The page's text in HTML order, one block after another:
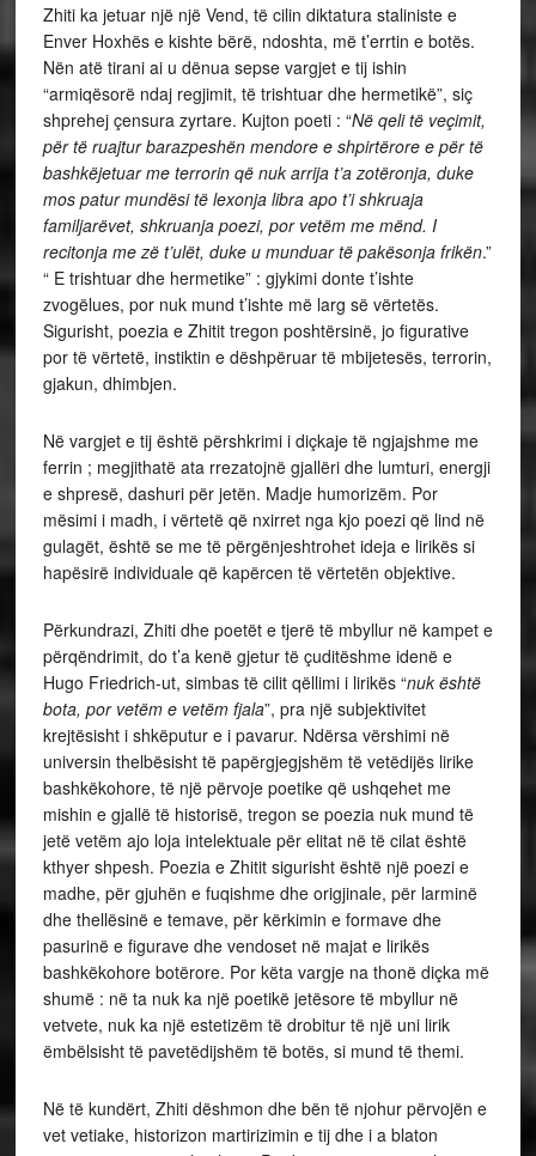
Zhiti ka jetuar një një Vend, të cilin diktatura staliniste e
Enver Hoxhës e kishte bërë, ndoshta, më t’errtin e botës.
Nën atë tirani ai u dënua sepse vargjet e tij ishin
“armiqësorë ndaj regjimit, të trishtuar dhe hermetikë”, siç
shprehej çensura zyrtare. Kujton poeti : “Në qeli të veçimit,
për të ruajtur barazpeshën mendore e shpirtërore e për të
bashkëjetuar me terrorin që nuk arrija t’a zotëronja, duke
mos patur mundësi të lexonja libra apo t’i shkruaja
familjarëvet, shkruanja poezi, por vetëm me mënd. I
recitonja me zë t’ulët, duke u munduar të pakësonja frikën.”
“ E trishtuar dhe hermetike” : gjykimi donte t’ishte
zvogëlues, por nuk mund t’ishte më larg së vërtetës.
Sigurisht, poezia e Zhitit tregon poshtërsinë, jo figurative
por të vërtetë, instiktin e dëshpëruar të mbijetesës, terrorin,
gjakun, dhimbjen.
Në vargjet e tij është përshkrimi i diçkaje të ngjajshme me
ferrin ; megjithatë ata rrezatojnë gjallëri dhe lumturi, energji
e shpresë, dashuri për jetën. Madje humorizëm. Por
mësimi i madh, i vërtetë që nxirret nga kjo poezi që lind në
gulagët, është se me të përgënjeshtrohet ideja e lirikës si
hapësirë individuale që kapërcen të vërtetën objektive.
Përkundrazi, Zhiti dhe poetët e tjerë të mbyllur në kampet e
përqëndrimit, do t’a kenë gjetur të çuditëshme idenë e
Hugo Friedrich-ut, simbas të cilit qëllimi i lirikës “nuk është
bota, por vetëm e vetëm fjala”, pra një subjektivitet
krejtësisht i shkëputur e i pavarur. Ndërsa vërshimi në
universin thelbësisht të papërgjegjshëm të vetëdijës lirike
bashkëkohore, të një përvoje poetike që ushqehet me
mishin e gjallë të historisë, tregon se poezia nuk mund të
jetë vetëm ajo loja intelektuale për elitat në të cilat është
kthyer shpesh. Poezia e Zhitit sigurisht është një poezi e
madhe, për gjuhën e fuqishme dhe origjinale, për larminë
dhe thellësinë e temave, për kërkimin e formave dhe
pasurinë e figurave dhe vendoset në majat e lirikës
bashkëkohore botërore. Por këta vargje na thonë diçka më
shumë : në ta nuk ka një poetikë jetësore të mbyllur në
vetvete, nuk ka një estetizëm të drobitur të një uni lirik
ëmbëlsisht të pavetëdijshëm të botës, si mund të themi.
Në të kundërt, Zhiti dëshmon dhe bën të njohur përvojën e
vet vetiake, historizon martirizimin e tij dhe i a blaton